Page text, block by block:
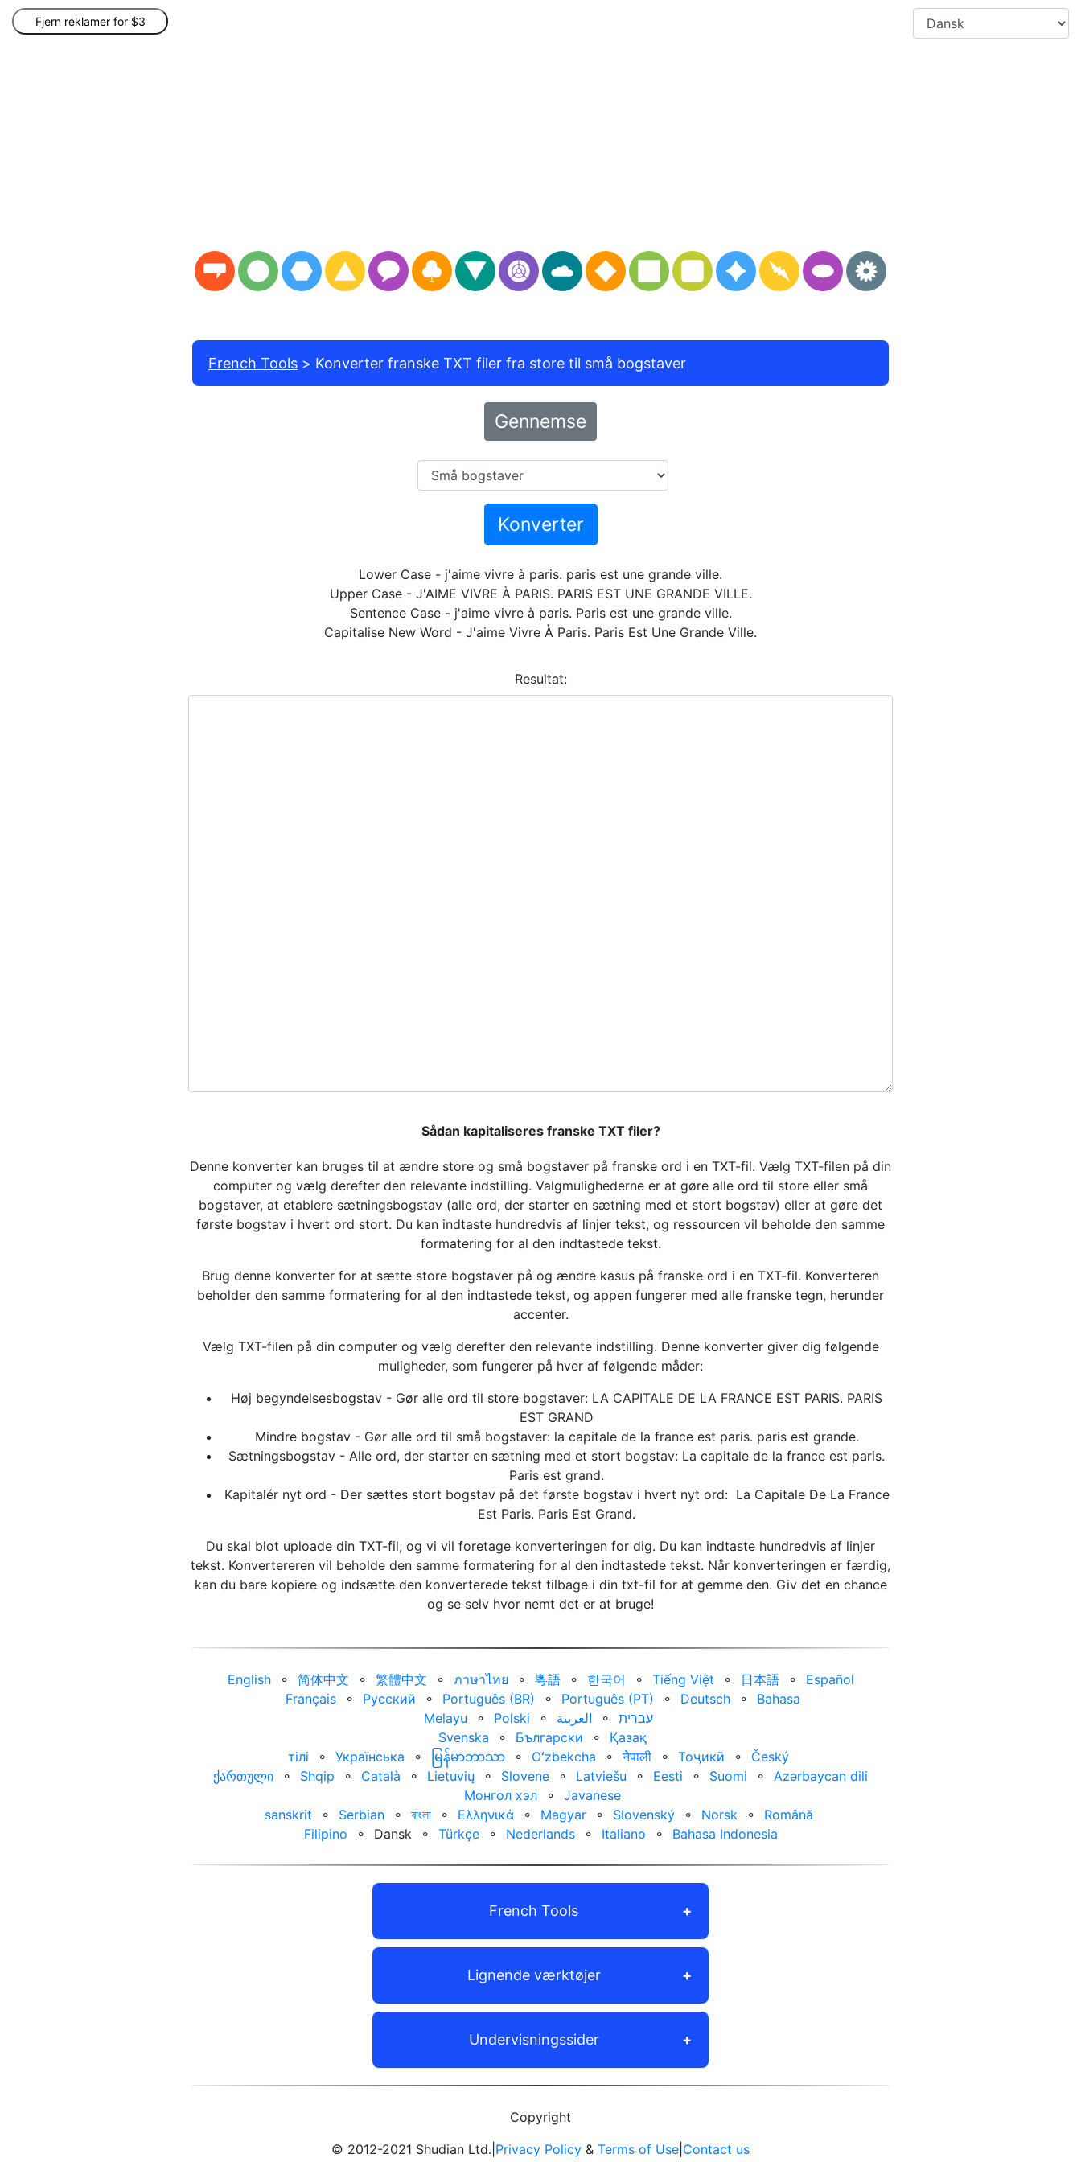
Fjern reklamer for $3
French Tools Konverter franske TXT filer fra store til små bogstaver
Gennemse
Konverter
Lower Case - j'aime vivre à paris. paris est une grande ville.
Upper Case - J'AIME VIVRE À PARIS. PARIS EST UNE GRANDE VILLE.
Sentence Case - j'aime vivre à paris. Paris est une grande ville.
Capitalise New Word - J'aime Vivre À Paris. Paris Est Une Grande Ville.
Resultat:
Sådan kapitaliseres franske TXT filer?
Denne konverter kan bruges til at ændre store og små bogstaver på franske ord i en TXT-fil. Vælg TXT-filen på din
computer og vælg derefter den relevante indstilling. Valgmulighederne er at gøre alle ord til store eller små
bogstaver, at etablere sætningsbogstav (alle ord, der starter en sætning med et stort bogstav) eller at gøre det
første bogstav i hvert ord stort. Du kan indtaste hundredvis af linjer tekst, og ressourcen vil beholde den samme
formatering for al den indtastede tekst.
Brug denne konverter for at sætte store bogstaver på og ændre kasus på franske ord i en TXT-fil. Konverteren
beholder den samme formatering for al den indtastede tekst, og appen fungerer med alle franske tegn, herunder
accenter.
Vælg TXT-filen på din computer og vælg derefter den relevante indstilling. Denne konverter giver dig følgende
muligheder, som fungerer på hver af følgende måder:
Høj begyndelsesbogstav - Gør alle ord til store bogstaver: LA CAPITALE DE LA FRANCE EST PARIS. PARIS
EST GRAND
Mindre bogstav - Gør alle ord til små bogstaver: la capitale de la france est paris. paris est grande.
Sætningsbogstav - Alle ord, der starter en sætning med et stort bogstav: La capitale de la france est paris.
Paris est grand.
Kapitalér nyt ord - Der sættes stort bogstav på det første bogstav i hvert nyt ord: La Capitale De La France
Est Paris. Paris Est Grand.
Du skal blot uploade din TXT-fil, og vi vil foretage konverteringen for dig. Du kan indtaste hundredvis af linjer
tekst. Konvertereren vil beholde den samme formatering for al den indtastede tekst. Når konverteringen er færdig,
kan du bare kopiere og indsætte den konverterede tekst tilbage i din txt-fil for at gemme den. Giv det en chance
og se selv hvor nemt det er at bruge!
English ⚬ 简体中文 ⚬ 繁體中文 ⚬ ภาษาไทย ⚬ 粵語 ⚬ 한국어 ⚬ Tiếng Việt ⚬ 日本語 ⚬
Español
Français
⚬ Русский ⚬ Português (BR) ⚬ Português (PT) ⚬ Deutsch ⚬
Bahasa
Melayu
⚬ Polski ⚬ العربية‏ ⚬
עברית‏
Svenska
⚬ Български ⚬
Қазақ
тілі
⚬ Українська ⚬ မြန်မာဘာသာ ⚬ Oʻzbekcha ⚬ नेपाली ⚬ Тоҷикӣ ⚬
Český
ქართული
⚬ Shqip ⚬ Català ⚬ Lietuvių ⚬ Slovene ⚬ Latviešu ⚬ Eesti ⚬ Suomi ⚬
Azərbaycan dili
Монгол хэл
⚬
Javanese
sanskrit
⚬ Serbian ⚬ বাংলা ⚬ Ελληνικά ⚬ Magyar ⚬ Slovenský ⚬ Norsk ⚬
Română
Filipino
⚬ Dansk ⚬ Türkçe ⚬ Nederlands ⚬ Italiano ⚬ Bahasa Indonesia
French Tools
Lignende værktøjer
Undervisningssider
Copyright
© 2012-2021 Shudian Ltd.| Privacy Policy & Terms of Use Contact us